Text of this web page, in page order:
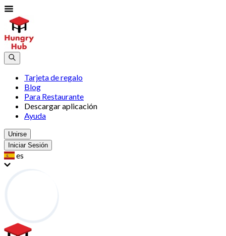
Tarjeta de regalo
Blog
Para Restaurante
Descargar aplicación
Ayuda
Unirse
Iniciar Sesión
es